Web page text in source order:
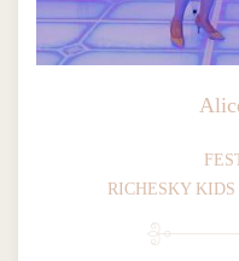
RICHESKY